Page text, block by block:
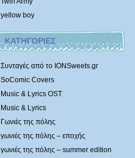
yellow boy
ΚΑΤΗΓΟΡΙΕΣ
Συνταγές από το IONSweets.gr
SoComic Covers
Music & Lyrics OST
Music & Lyrics
Γωνιές της πόλης
γωνιές της πόλης – εποχής
γωνιές της πόλης – summer edition